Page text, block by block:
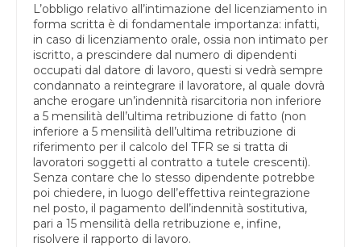
L’obbligo relativo all’intimazione del licenziamento in
forma scritta è di fondamentale importanza: infatti,
in caso di licenziamento orale, ossia non intimato per
iscritto, a prescindere dal numero di dipendenti
occupati dal datore di lavoro, questi si vedrà sempre
condannato a reintegrare il lavoratore, al quale dovrà
anche erogare un’indennità risarcitoria non inferiore
a 5 mensilità dell’ultima retribuzione di fatto (non
inferiore a 5 mensilità dell’ultima retribuzione di
riferimento per il calcolo del TFR se si tratta di
lavoratori soggetti al contratto a tutele crescenti).
Senza contare che lo stesso dipendente potrebbe
poi chiedere, in luogo dell’effettiva reintegrazione
nel posto, il pagamento dell’indennità sostitutiva,
pari a 15 mensilità della retribuzione e, infine,
risolvere il rapporto di lavoro.